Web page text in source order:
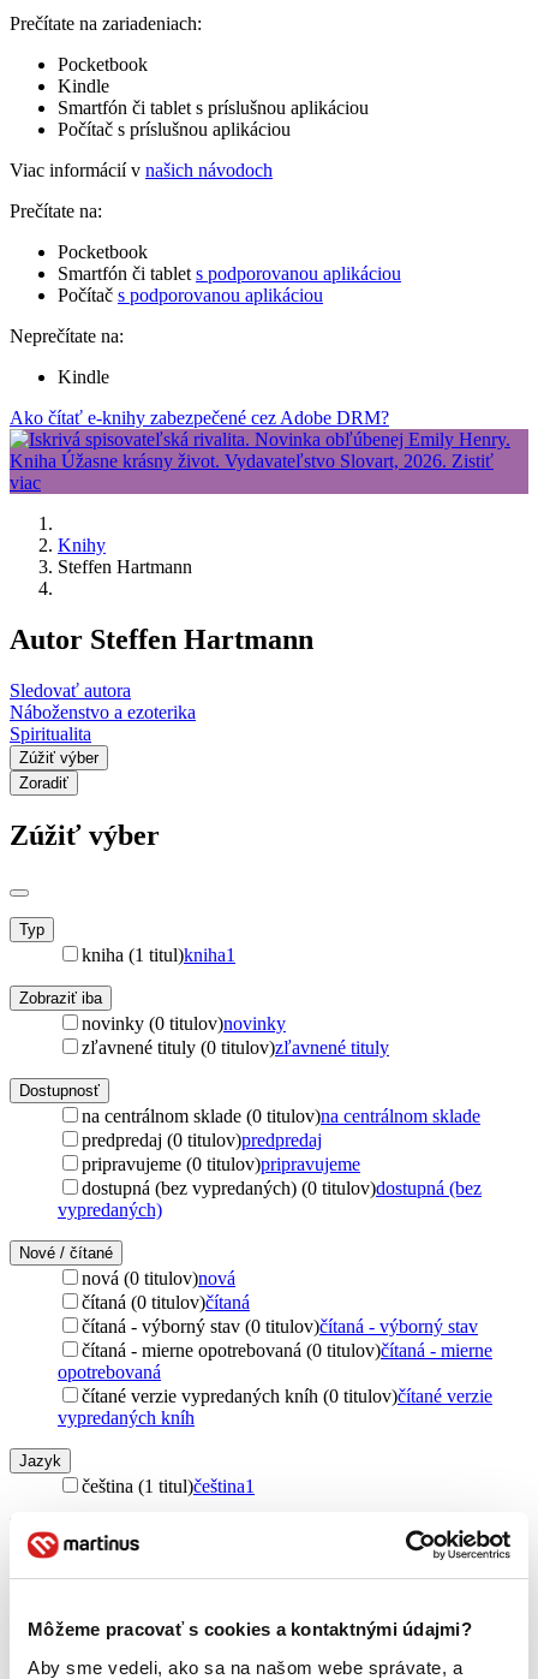
Môžeme pracovať s cookies a kontaktnými údajmi?
Aby sme vedeli, ako sa na našom webe správate, a
Prečítate na zariadeniach:
Pocketbook
Kindle
Smartfón či tablet s príslušnou aplikáciou
Počítač s príslušnou aplikáciou
Viac informácií v našich návodoch
Prečítate na:
Pocketbook
Smartfón či tablet s podporovanou aplikáciou
Počítač s podporovanou aplikáciou
Neprečítate na:
Kindle
Ako čítať e-knihy zabezpečené cez Adobe DRM?
Knihy
Steffen Hartmann
Autor Steffen Hartmann
Sledovať autora
Náboženstvo a ezoterika
Spiritualita
Zúžiť výber
Zoradiť
Zúžiť výber
Typ
kniha (1 titul)kniha1
Zobraziť iba
novinky (0 titulov)novinky
zľavnené tituly (0 titulov)zľavnené tituly
Dostupnosť
na centrálnom sklade (0 titulov)na centrálnom sklade
predpredaj (0 titulov)predpredaj
pripravujeme (0 titulov)pripravujeme
dostupná (bez vypredaných) (0 titulov)dostupná (bez
vypredaných)
Nové / čítané
nová (0 titulov)nová
čítaná (0 titulov)čítaná
čítaná - výborný stav (0 titulov)čítaná - výborný stav
čítaná - mierne opotrebovaná (0 titulov)čítaná - mierne
opotrebovaná
čítané verzie vypredaných kníh (0 titulov)čítané verzie
vypredaných kníh
Jazyk
čeština (1 titul)čeština1
Téma
karma (1 titul)
spiritualita (1 titul)spiritualita1
Vydavateľstvo